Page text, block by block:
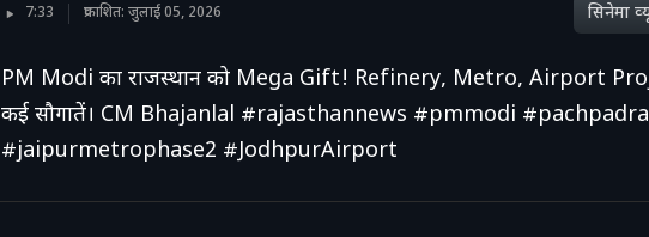
7:33 प्रकाशित: जुलाई 05, 2026 सिनेमा
PM Modi का राजस्थान को Mega Gift! Refinery, Metro, Airport
कई सौगातें। CM Bhajanlal #rajasthannews #pmmodi
#jaipurmetrophase2 #JodhpurAirport